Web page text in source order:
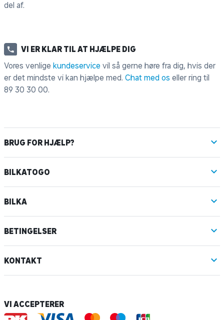
del af.
VI ER KLAR TIL AT HJÆLPE DIG
Vores venlige kundeservice vil så gerne høre fra dig, hvis der
er det mindste vi kan hjælpe med. Chat med os eller ring til
89 30 30 00.
BRUG FOR HJÆLP?
BILKATOGO
BILKA
BETINGELSER
KONTAKT
VI ACCEPTERER